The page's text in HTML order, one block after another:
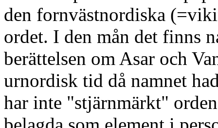
den fornvästnordiska
ordet. I den mån det finns
berättelsen om Asar och
urnordisk tid då namnet
har inte "stjärnmärkt"